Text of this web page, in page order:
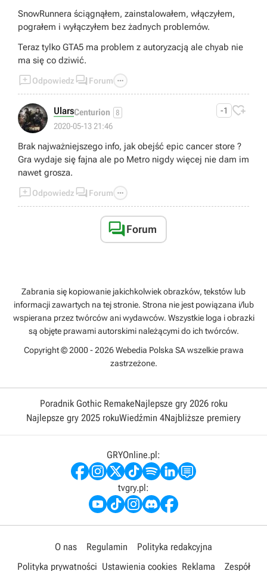
SnowRunnera ściągnąłem, zainstalowałem, włączyłem,
pograłem i wyłączyłem bez żadnych problemów.
Teraz tylko GTA5 ma problem z autoryzacją ale chyab nie
ma się co dziwić.
Odpowiedz  Forum 
UlarsCenturion 8
2020-05-13 21:46
-1 
Brak najważniejszego info, jak obejść epic cancer store ?
Gra wydaje się fajna ale po Metro nigdy więcej nie dam im
nawet grosza.
Odpowiedz  Forum 
Forum
Zabrania się kopiowanie jakichkolwiek obrazków, tekstów lub
informacji zawartych na tej stronie. Strona nie jest powiązana i/lub
wspierana przez twórców ani wydawców. Wszystkie loga i obrazki
są objęte prawami autorskimi należącymi do ich twórców.
Copyright © 2000 - 2026 Webedia Polska SA wszelkie prawa
zastrzeżone.
Poradnik Gothic RemakeNajlepsze gry 2026 roku
Najlepsze gry 2025 rokuWiedźmin 4Najbliższe premiery
GRYOnline.pl:
tvgry.pl:
O nas Regulamin
Polityka redakcyjna
Polityka prywatności Ustawienia cookies Reklama Zespół